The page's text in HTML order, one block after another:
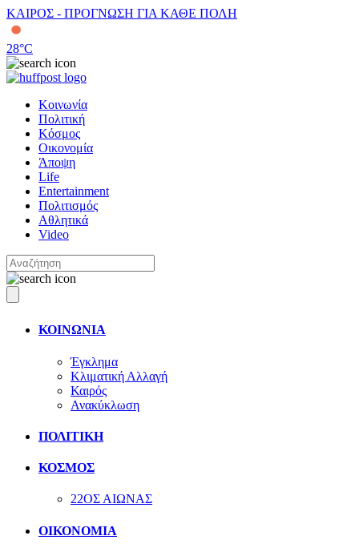
ΚΑΙΡΟΣ - ΠΡΟΓΝΩΣΗ ΓΙΑ ΚΑΘΕ ΠΟΛΗ
28°C
Κοινωνία
Πολιτική
Κόσμος
Οικονομία
Άποψη
Life
Entertainment
Πολιτισμός
Αθλητικά
Video
ΚΟΙΝΩΝΙΑ
Έγκλημα
Κλιματική Αλλαγή
Καιρός
Ανακύκλωση
ΠΟΛΙΤΙΚΗ
ΚΟΣΜΟΣ
22ΟΣ ΑΙΩΝΑΣ
ΟΙΚΟΝΟΜΙΑ